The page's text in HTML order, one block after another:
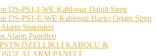
DS-PS1-I-WE Kablosuz Dahili Siren
DS-PS1-E-WE Kablosuz Harici Ortam Siren
Sistemleri
Panelleri
ÖZELLİKLİ KABOLU &
ALARM PANELİ